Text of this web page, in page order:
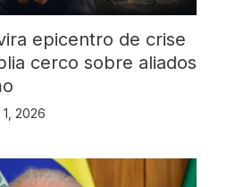
epicentro de crise
cerco sobre aliados
2026